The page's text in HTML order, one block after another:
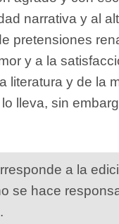
narrativa y al
pretensiones
y a la
literatura y de la
lleva, sin
a la
se hace